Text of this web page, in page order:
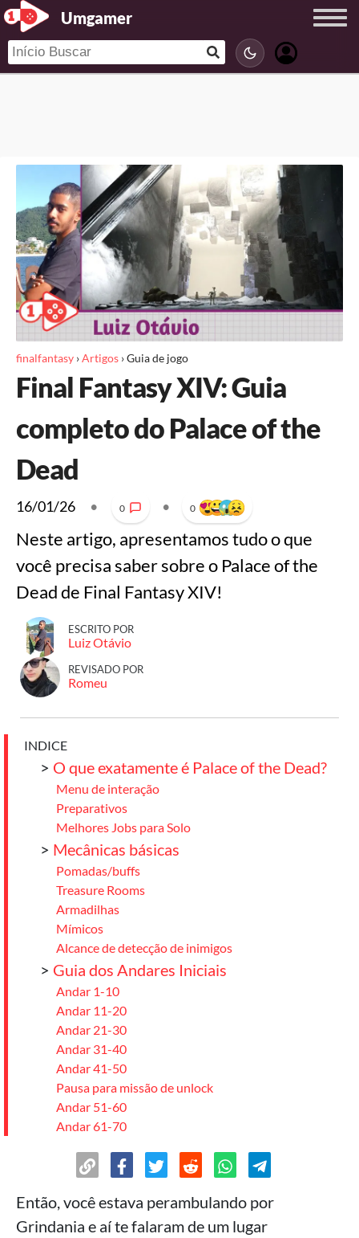
Umgamer
finalfantasy ›Artigos ›Guia de jogo
Final Fantasy XIV: Guia
completo do Palace of the
Dead
16/01/26 • 0 • 0
Neste artigo, apresentamos tudo o que
você precisa saber sobre o Palace of the
Dead de Final Fantasy XIV!
ESCRITO POR
Luiz Otávio
REVISADO POR
Romeu
INDICE
> O que exatamente é Palace of the Dead?
Menu de interação
Preparativos
Melhores Jobs para Solo
> Mecânicas básicas
Pomadas/buffs
Treasure Rooms
Armadilhas
Mímicos
Alcance de detecção de inimigos
> Guia dos Andares Iniciais
Andar 1-10
Andar 11-20
Andar 21-30
Andar 31-40
Andar 41-50
Pausa para missão de unlock
Andar 51-60
Andar 61-70
Andar 81-90
>Andares avançados 101-200
Andar 101-110
Então, você estava perambulando por
Grindania e aí te falaram de um lugar